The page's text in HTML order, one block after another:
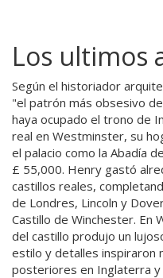
Los ultimos
Según el historiador
"el patrón más obsesivo
haya ocupado el trono de
real en Westminster, su
el palacio como la Abadía
£ 55,000. Henry gastó
castillos reales,
de Londres, Lincoln y
Castillo de Winchester. En
del castillo produjo un
estilo y detalles inspiraron
posteriores en Inglaterra y